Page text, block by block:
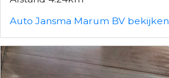
Auto Jansma Marum BV bekijken